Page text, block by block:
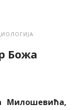
Божа
Милошевића,